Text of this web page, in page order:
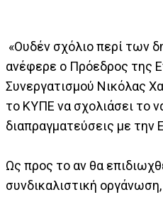
«Ουδέν σχόλιο περί των
ανέφερε ο Πρόεδρος της
Συνεργατισμού Νικόλας
το ΚΥΠΕ να σχολιάσει το
διαπραγματεύσεις με την
Ως προς το αν θα
συνδικαλιστική